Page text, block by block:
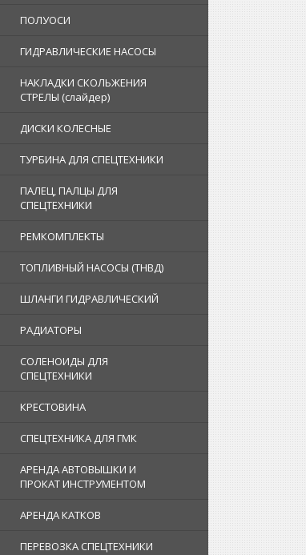
ПОЛУОСИ
ГИДРАВЛИЧЕСКИЕ НАСОСЫ
НАКЛАДКИ СКОЛЬЖЕНИЯ
СТРЕЛЫ (слайдер)
ДИСКИ КОЛЕСНЫЕ
ТУРБИНА ДЛЯ СПЕЦТЕХНИКИ
ПАЛЕЦ, ПАЛЦЫ ДЛЯ
СПЕЦТЕХНИКИ
РЕМКОМПЛЕКТЫ
ТОПЛИВНЫЙ НАСОСЫ (ТНВД)
ШЛАНГИ ГИДРАВЛИЧЕСКИЙ
РАДИАТОРЫ
СОЛЕНОИДЫ ДЛЯ
СПЕЦТЕХНИКИ
КРЕСТОВИНА
СПЕЦТЕХНИКА ДЛЯ ГМК
АРЕНДА АВТОВЫШКИ И
ПРОКАТ ИНСТРУМЕНТОМ
АРЕНДА КАТКОВ
ПЕРЕВОЗКА СПЕЦТЕХНИКИ